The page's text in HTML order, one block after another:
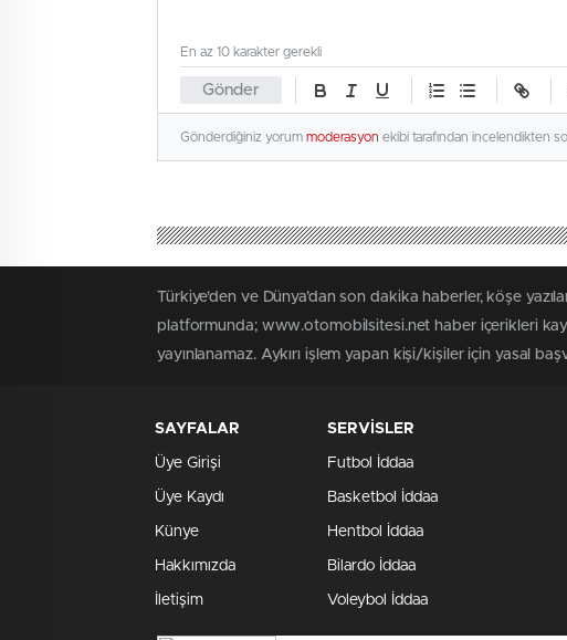
Gönder
En az 10 karakter gerekli
Gönderdiğiniz yorum moderasyon ekibi tarafından incelendikten
Türkiye'den ve Dünya’dan son dakika haberler, köşe
platformunda; www.otomobilsitesi.net haber içerikleri
yayınlanamaz. Aykırı işlem yapan kişi/kişiler için yasal
SAYFALAR
Üye Girişi
Üye Kaydı
Künye
Hakkımızda
İletişim
SERVİSLER
Futbol İddaa
Basketbol İddaa
Hentbol İddaa
Bilardo İddaa
Voleybol İddaa